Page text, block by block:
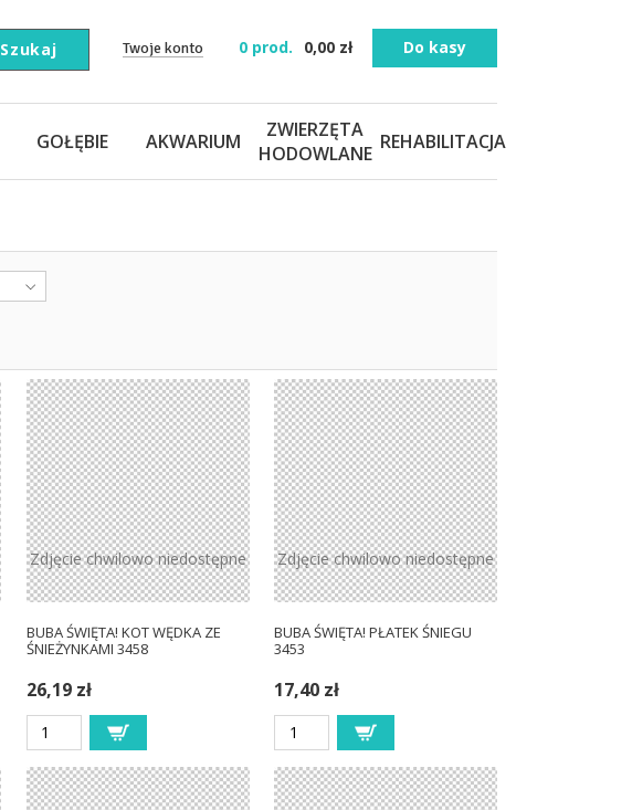
Twoje konto 0 prod. 0,00 zł Do kasy
Szukaj
GOŁĘBIE AKWARIUM
ZWIERZĘTA
HODOWLANE REHABILITACJA
Zdjęcie chwilowo niedostępne
BUBA ŚWIĘTA! KOT WĘDKA ZE
ŚNIEŻYNKAMI 3458
26,19 zł
Zdjęcie chwilowo niedostępne
BUBA ŚWIĘTA! PŁATEK ŚNIEGU
3453
17,40 zł